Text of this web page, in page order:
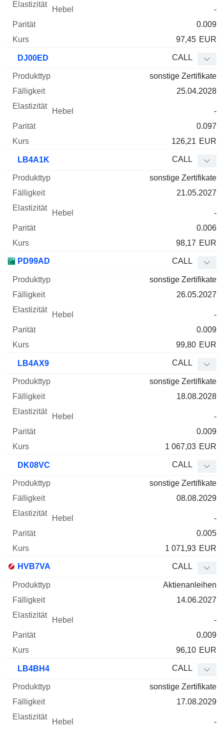
-
0.009
97,45 EUR
DJ00ED CALL
sonstige Zertifikate
25.04.2028
-
0.097
126,21 EUR
LB4A1K CALL
sonstige Zertifikate
21.05.2027
-
0.006
98,17 EUR
PD99AD CALL
sonstige Zertifikate
26.05.2027
-
0.009
99,80 EUR
LB4AX9 CALL
sonstige Zertifikate
18.08.2028
-
0.009
1 067,03 EUR
DK08VC CALL
sonstige Zertifikate
08.08.2029
-
0.005
1 071,93 EUR
HVB7VA CALL
Aktienanleihen
14.06.2027
-
0.009
96,10 EUR
LB4BH4 CALL
sonstige Zertifikate
17.08.2029
-